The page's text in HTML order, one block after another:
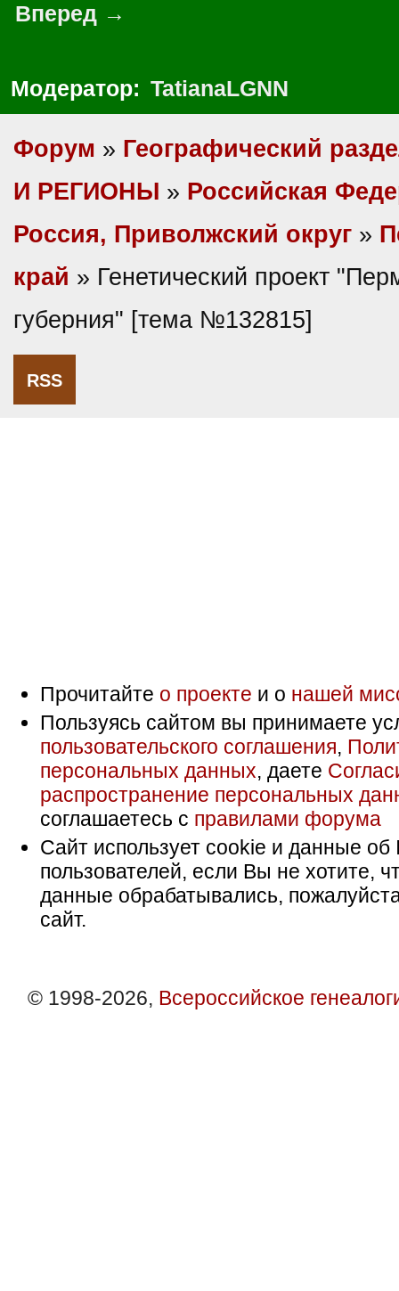
Вперед →
Модератор: TatianaLGNN
Форум » Географический
И РЕГИОНЫ » Российская
Россия, Приволжский округ »
край » Генетический проект
губерния" [тема №132815]
RSS
Прочитайте о проекте и о нашей
Пользуясь сайтом вы принимаете
пользовательского соглашения,
персональных данных, даете
распространение персональных
соглашаетесь с правилами форума
Сайт использует cookie и данные об
пользователей, если Вы не хотите,
данные обрабатывались,
сайт.
© 1998-2026, Всероссийское